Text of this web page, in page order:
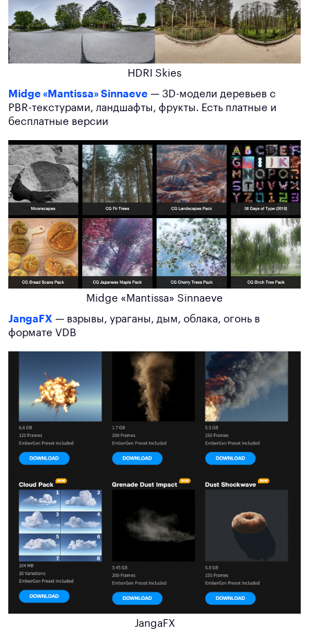
HDRI Skies
Midge «Mantissa» Sinnaeve — 3D-модели деревьев с
PBR-текстурами, ландшафты, фрукты. Есть платные и
бесплатные версии
Midge «Mantissa» Sinnaeve
JangaFX — взрывы, ураганы, дым, облака, огонь в
формате VDB
JangaFX